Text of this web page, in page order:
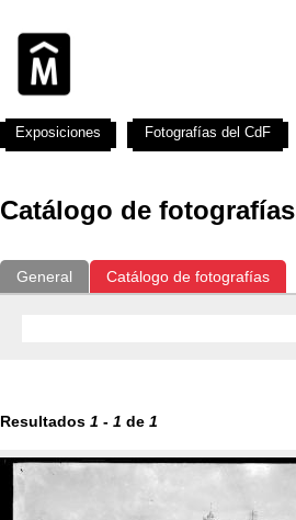
Catálogo de fotografías
General Catálogo de fotografías
Resultados 1 - 1 de 1
Exposiciones Fotografías del CdF